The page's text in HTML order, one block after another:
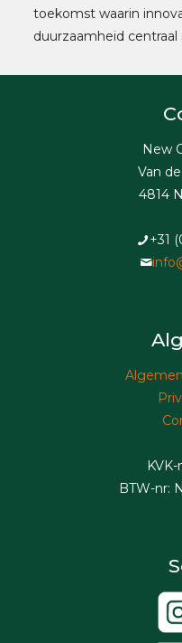
toekomst waarin
duurzaamheid centraal
New
Van
4814
+31
BTW-nr: